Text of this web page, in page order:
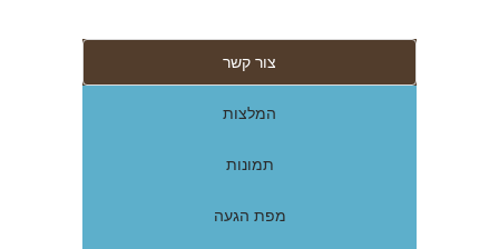
צור קשר
המלצות
תמונות
מפת הגעה